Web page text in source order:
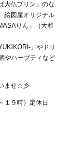
大仏プリン」のな
絵図屋オリジナル
りん」（大和
」やドリ
やハーブティなど
ませ☆彡
１９時）定休日